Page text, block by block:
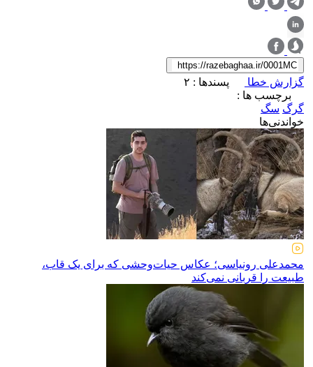
گزارش خطا پسندها : ۲
برچسب ها :
گرگ سگ
خواندنی‌ها
محمدعلی رونیاسی؛ عکاس حیات‌وحشی که برای یک قاب،
طبیعت را قربانی نمی‌کند